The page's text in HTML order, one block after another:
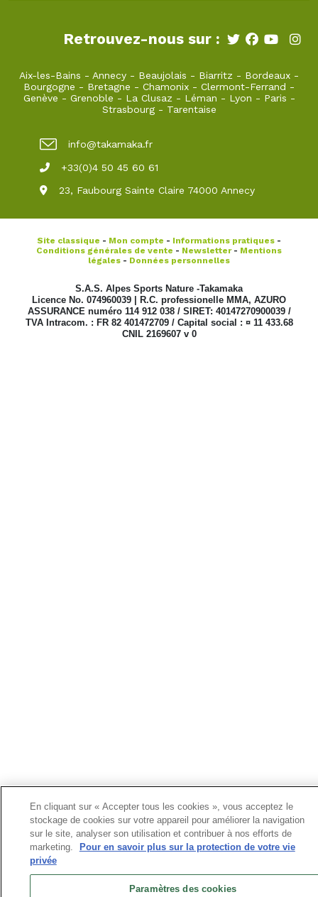
Retrouvez-nous sur :
Aix-les-Bains - Annecy - Beaujolais - Biarritz - Bordeaux -
Bourgogne - Bretagne - Chamonix - Clermont-Ferrand -
Genève - Grenoble - La Clusaz - Léman - Lyon - Paris -
Strasbourg- Tarentaise
info@takamaka.fr
+33(0)4 50 45 60 61
23, Faubourg Sainte Claire 74000 Annecy
Site classique - Mon compte - Informations pratiques -
Conditions générales de vente - Newsletter- Mentions
légales - Données personnelles
S.A.S. Alpes Sports Nature -Takamaka
Licence No. 074960039 | R.C. professionelle MMA, AZURO
ASSURANCE numéro 114 912 038 / SIRET: 40147270900039 /
TVA Intracom. : FR 82 401472709 / Capital social : ¤ 11 433.68
CNIL 2169607 v 0
En cliquant sur « Accepter tous les cookies », vous acceptez le
stockage de cookies sur votre appareil pour améliorer la navigation
sur le site, analyser son utilisation et contribuer à nos efforts de
marketing.
Pour en savoir plus sur la protection de votre vie
privée
Paramètres des cookies